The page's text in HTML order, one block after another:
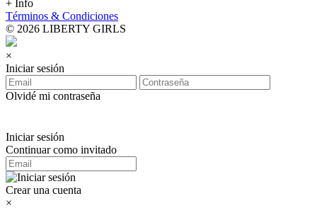
+ Info
Términos & Condiciones
© 2026 LIBERTY GIRLS
×
Iniciar sesión
Olvidé mi contraseña
Iniciar sesión
Continuar como invitado
Crear una cuenta
×